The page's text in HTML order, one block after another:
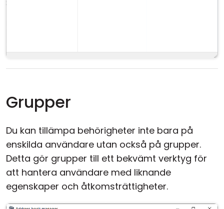
Grupper
Du kan tillämpa behörigheter inte bara på
enskilda användare utan också på grupper.
Detta gör grupper till ett bekvämt verktyg för
att hantera användare med liknande
egenskaper och åtkomsträttigheter.